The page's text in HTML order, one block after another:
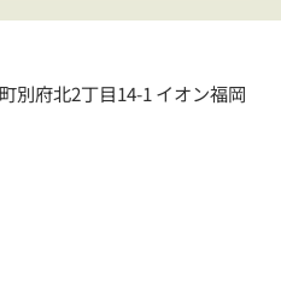
別府北2丁目14-1 イオン福岡